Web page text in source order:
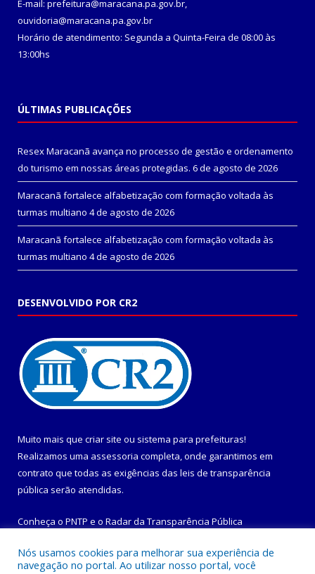
E-mail: prefeitura@maracana.pa.gov.br,
ouvidoria@maracana.pa.gov.br
Horário de atendimento: Segunda a Quinta-Feira de 08:00 às
13:00hs
ÚLTIMAS PUBLICAÇÕES
Resex Maracanã avança no processo de gestão e ordenamento
do turismo em nossas áreas protegidas. 6 de agosto de 2026
Maracanã fortalece alfabetização com formação voltada às
turmas multiano 4 de agosto de 2026
Maracanã fortalece alfabetização com formação voltada às
turmas multiano 4 de agosto de 2026
DESENVOLVIDO POR CR2
Muito mais que criar site ou sistema para prefeituras!
Realizamos uma assessoria completa, onde garantimos em
contrato que todas as exigências das leis de transparência
pública serão atendidas.
Conheça o PNTP e o Radar da Transparência Pública
Nós usamos cookies para melhorar sua experiência de
navegação no portal. Ao utilizar nosso portal, você